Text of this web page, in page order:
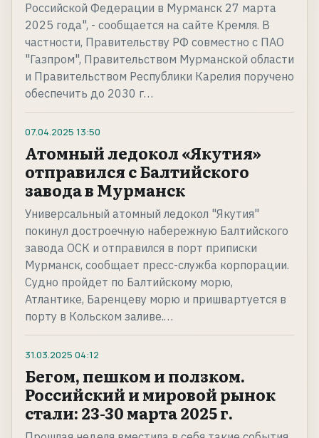
Российской Федерации в Мурманск 27 марта
2025 года", - сообщается на сайте Кремля. В
частности, Правительству РФ совместно с ПАО
"Газпром", Правительством Мурманской области
и Правительством Республики Карелия поручено
обеспечить до 2030 г…
07.04.2025 13:50
Атомный ледокол «Якутия»
отправился с Балтийского
завода в Мурманск
Универсальный атомный ледокол "Якутия"
покинул достроечную набережную Балтийского
завода ОСК и отправился в порт приписки
Мурманск, сообщает пресс-служба корпорации.
Судно пройдет по Балтийскому морю,
Атлантике, Баренцеву морю и пришвартуется в
порту в Кольском заливе.…
31.03.2025 04:12
Бегом, пешком и ползком.
Российский и мировой рынок
стали: 23-30 марта 2025 г.